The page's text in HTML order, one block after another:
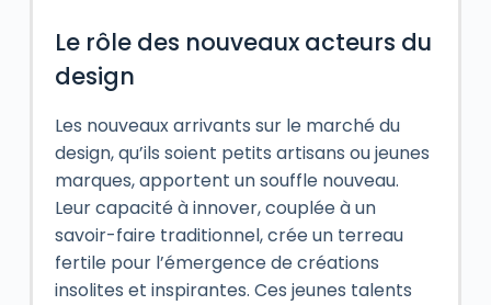
Le rôle des nouveaux acteurs du
design
Les nouveaux arrivants sur le marché du
design, qu’ils soient petits artisans ou jeunes
marques, apportent un souffle nouveau.
Leur capacité à innover, couplée à un
savoir-faire traditionnel, crée un terreau
fertile pour l’émergence de créations
insolites et inspirantes. Ces jeunes talents